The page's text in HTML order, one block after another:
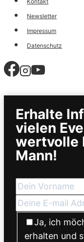
Newsletter
Impressum
Datenschutz
Erhalte
vielen
wertvolle
Mann!
Ja, ich
erhalten und